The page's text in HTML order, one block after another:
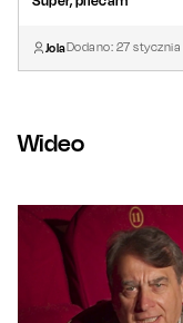
JolaDodano: 27 stycznia
Wideo